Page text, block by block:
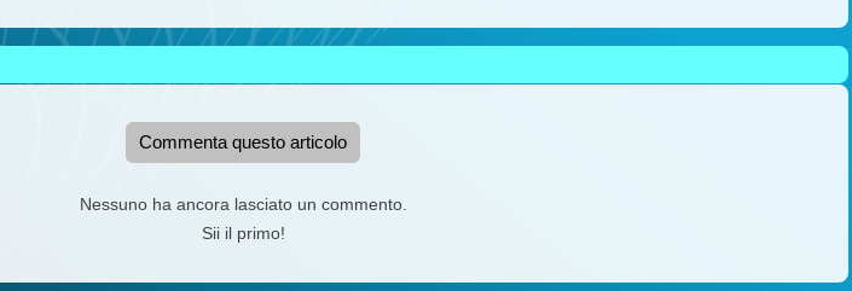
Commenta questo articolo
Nessuno ha ancora lasciato un commento.
Sii il primo!